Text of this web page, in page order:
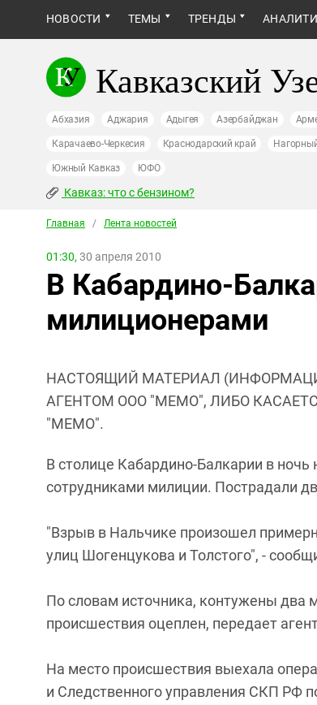
НОВОСТИ ТЕМЫ ТРЕНДЫ
Кавказский
Абхазия Аджария Адыгея Азербайджан
Карачаево-Черкесия Краснодарский край
Южный Кавказ ЮФО
Кавказ: что с бензином?
Главная / Лента новостей
01:30, 30 апреля 2010
В Кабардино-
милиционерами
НАСТОЯЩИЙ МАТЕРИАЛ
АГЕНТОМ ООО "МЕМО", ЛИБО
"МЕМО".
В столице Кабардино-Балкарии в
сотрудниками милиции. Пострадали
"Взрыв в Нальчике произошел
улиц Шогенцукова и Толстого", -
По словам источника, контужены два
происшествия оцеплен, передает
На место происшествия выехала
и Следственного управления СКП РФ